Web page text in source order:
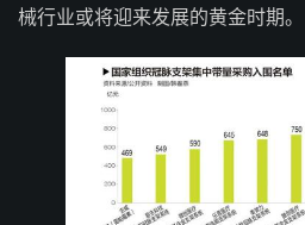
械行业或将迎来发展的黄金时期。